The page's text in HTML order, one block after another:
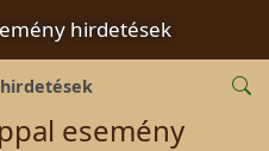
hirdetések
esemény